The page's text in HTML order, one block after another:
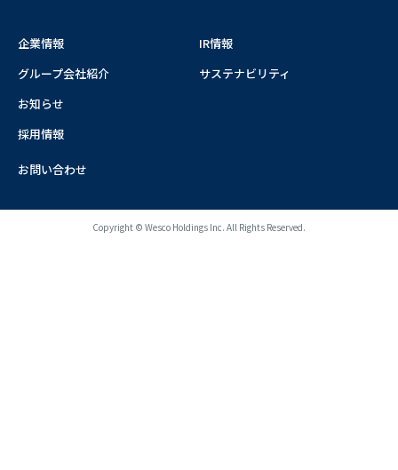
企業情報
IR情報
グループ会社紹介
サステナビリティ
お知らせ
採用情報
お問い合わせ
Copyright © Wesco Holdings Inc. All Rights Reserved.